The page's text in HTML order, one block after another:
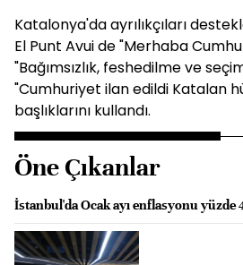
Katalonya'da ayrılıkçıları
El Punt Avui de "Merhaba
"Bağımsızlık, feshedilme ve
"Cumhuriyet ilan edildi Katalan
başlıklarını kullandı.
Öne Çıkanlar
İstanbul'da Ocak ayı enflasyonu yüzde